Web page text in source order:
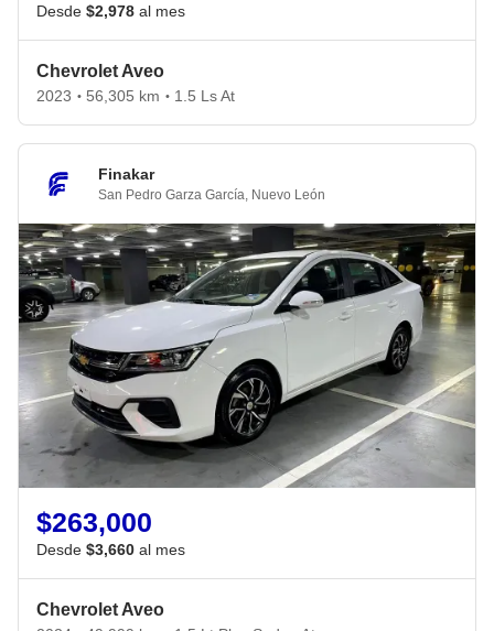
Desde $2,978 al mes
Chevrolet Aveo
2023 • 56,305 km • 1.5 Ls At
Finakar
San Pedro Garza García Nuevo León
$263,000
Desde $3,660 al mes
Chevrolet Aveo